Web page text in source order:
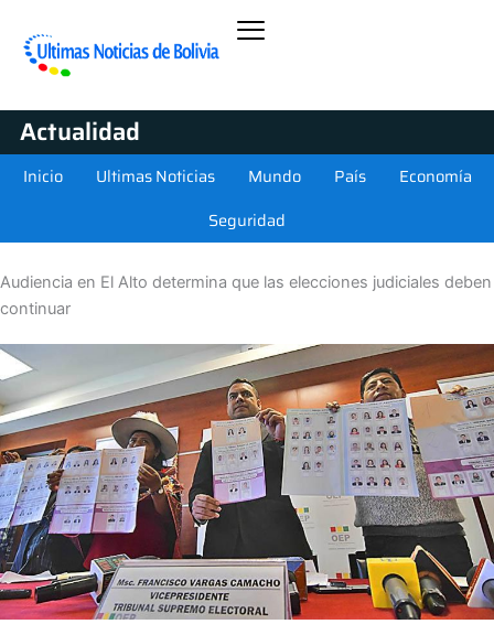
Actualidad
Inicio Ultimas Noticias Mundo País
Economía
Seguridad
Audiencia en El Alto determina que las elecciones judiciales deben
continuar